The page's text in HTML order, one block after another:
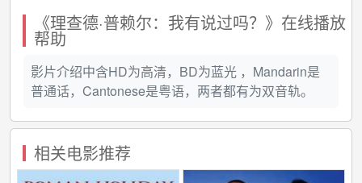
《理查德·普赖尔：我有说过吗？》在线播放
帮助
影片介绍中含HD为高清，BD为蓝光 ，Mandarin是
普通话，Cantonese是粤语，两者都有为双音轨。
相关电影推荐